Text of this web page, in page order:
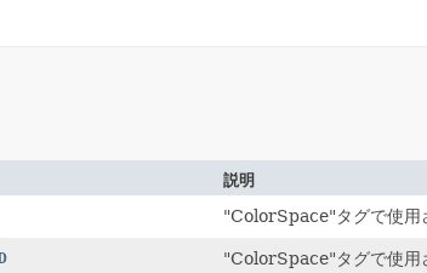
説明
"ColorSpace"タグで使用
"ColorSpace"タグで使用